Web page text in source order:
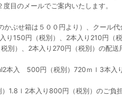
目のメールでご案内いたします。
かぶせ箱は５００円より）、クール代
150円（税別）、2本入り210円（税
別）、2本入り270円（税別）の配送
本入 500円（税別）720ｍｌ3本入
1.8ｌ2本入り800円（税別）のご負